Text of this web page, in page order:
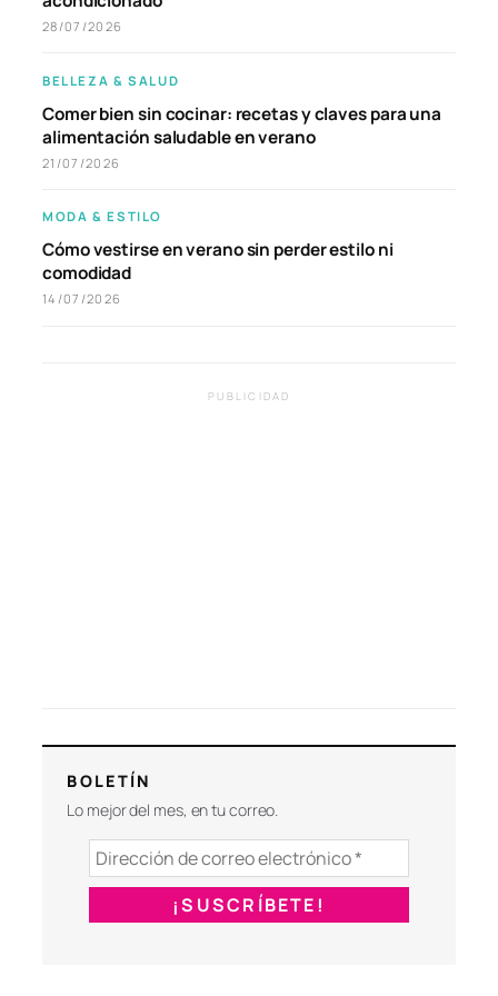
28/07/2026
BELLEZA & SALUD
Comer bien sin cocinar: recetas y claves para una
alimentación saludable en verano
21/07/2026
MODA & ESTILO
Cómo vestirse en verano sin perder estilo ni
comodidad
14/07/2026
PUBLICIDAD
BOLETÍN
Lo mejor del mes, en tu correo.